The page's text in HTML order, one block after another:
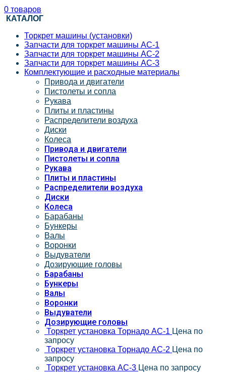
0 товаров
КАТАЛОГ
Торкрет машины (установки)
Запчасти для торкрет машины АС-1
Запчасти для торкрет машины АС-2
Запчасти для торкрет машины АС-3
Комплектующие и расходные материалы
Привода и двигатели
Пистолеты и сопла
Рукава
Плиты и пластины
Распределители воздуха
Диски
Колеса
Привода и двигатели
Пистолеты и сопла
Рукава
Плиты и пластины
Распределители воздуха
Диски
Колеса
Барабаны
Бункеры
Валы
Воронки
Выдуватели
Дозирующие головы
Барабаны
Бункеры
Валы
Воронки
Выдуватели
Дозирующие головы
Торкрет установка Торнадо АС-1 Цена по
запросу
Торкрет установка Торнадо АС-2 Цена по
запросу
Торкрет установка АС-3 Цена по запросу